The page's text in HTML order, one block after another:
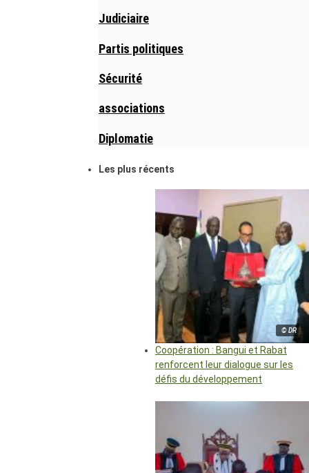
Judiciaire
Partis politiques
Sécurité
associations
Diplomatie
Les plus récents
© DR
Coopération : Bangui et Rabat
renforcent leur dialogue sur les
défis du développement